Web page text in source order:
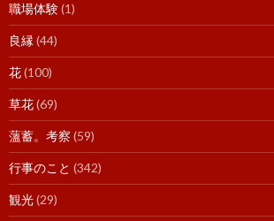
職場体験(1)
良縁 (44)
花(100)
草花(69)
薀蓄。考察 (59)
行事のこと (342)
観光(29)